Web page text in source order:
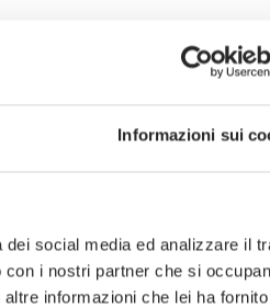
Informazioni sui
social media ed analizzare il
i nostri partner che si
informazioni che lei ha